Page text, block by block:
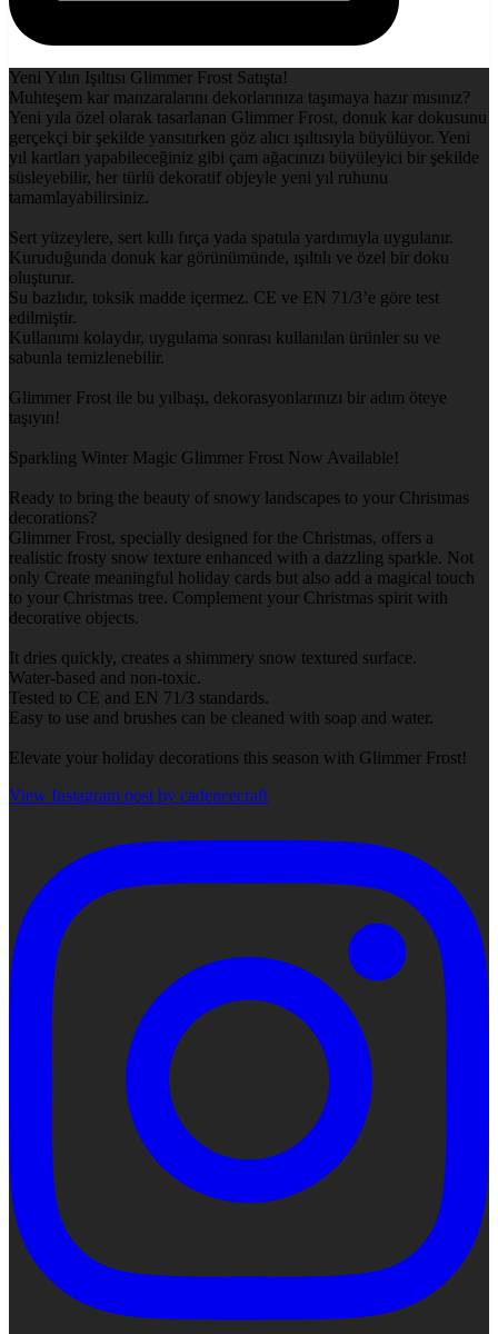
Yeni Yılın Işıltısı Glimmer Frost Satışta!
Muhteşem kar manzaralarını dekorlarınıza taşımaya hazır mısınız?
Yeni yıla özel olarak tasarlanan Glimmer Frost, donuk kar dokusunu
gerçekçi bir şekilde yansıtırken göz alıcı ışıltısıyla büyülüyor. Yeni
yıl kartları yapabileceğiniz gibi çam ağacınızı büyüleyici bir şekilde
süsleyebilir, her türlü dekoratif objeyle yeni yıl ruhunu
tamamlayabilirsiniz.
Sert yüzeylere, sert kıllı fırça yada spatula yardımıyla uygulanır.
Kuruduğunda donuk kar görünümünde, ışıltılı ve özel bir doku
oluşturur.
Su bazlıdır, toksik madde içermez. CE ve EN 71/3’e göre test
edilmiştir.
Kullanımı kolaydır, uygulama sonrası kullanılan ürünler su ve
sabunla temizlenebilir.
Glimmer Frost ile bu yılbaşı, dekorasyonlarınızı bir adım öteye
taşıyın!
Sparkling Winter Magic Glimmer Frost Now Available!
Ready to bring the beauty of snowy landscapes to your Christmas
decorations?
Glimmer Frost, specially designed for the Christmas, offers a
realistic frosty snow texture enhanced with a dazzling sparkle. Not
only Create meaningful holiday cards but also add a magical touch
to your Christmas tree. Complement your Christmas spirit with
decorative objects.
It dries quickly, creates a shimmery snow textured surface.
Water-based and non-toxic.
Tested to CE and EN 71/3 standards.
Easy to use and brushes can be cleaned with soap and water.
Elevate your holiday decorations this season with Glimmer Frost!
View Instagram post by cadencecraft